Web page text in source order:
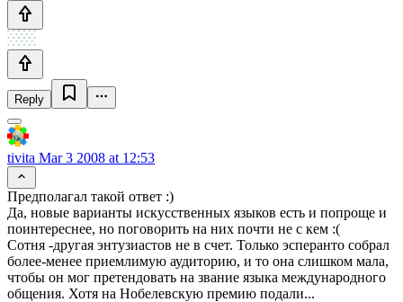
Reply
tivita Mar 3 2008 at 12:53
Предполагал такой ответ :)
Да, новые варианты искусственных языков есть и попроще и
поинтереснее, но поговорить на них почти не с кем :(
Сотня -другая энтузиастов не в счет. Только эсперанто собрал
более-менее приемлимую аудиторию, и то она слишком мала,
чтобы он мог претендовать на звание языка международного
общения. Хотя на Нобелевскую премию подали...